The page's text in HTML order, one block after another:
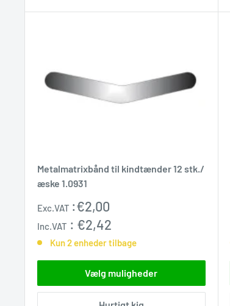
Metalmatrixbånd til kindtænder 12 stk./
æske 1.0931
Udsalgspris
Exc.VAT :€2,00
Inc.VAT : €2,42
Kun 2 enheder tilbage
Vælg muligheder